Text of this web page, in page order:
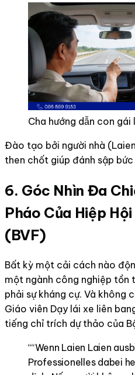
Cha hướng dẫn con gái
Đào tạo bởi người nhà
then chốt giúp đánh sập
6. Góc Nhìn Đa
Pháo Của Hiệp
(BVF)
Bất kỳ một cải cách nào
một ngành công nghiệp tồn
phải sự kháng cự. Và không
Giáo viên Dạy lái xe liên
tiếng chỉ trích dự thảo của
““Wenn Laien Laien
Professionelles dabei